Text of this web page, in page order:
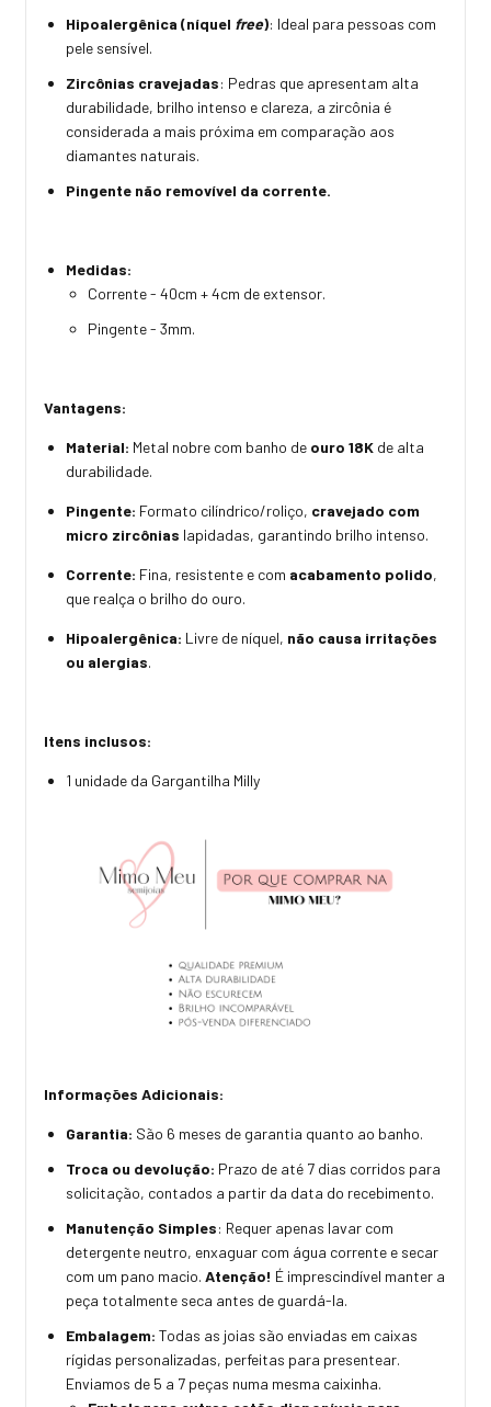
Hipoalergênica (níquel free): Ideal para pessoas com
pele sensível.
Zircônias cravejadas: Pedras que apresentam alta
durabilidade, brilho intenso e clareza, a zircônia é
considerada a mais próxima em comparação aos
diamantes naturais.
Pingente não removível da corrente.
Medidas:
Corrente - 40cm + 4cm de extensor.
Pingente - 3mm.
Vantagens:
Material: Metal nobre com banho de ouro 18K de alta
durabilidade.
Pingente: Formato cilíndrico/roliço, cravejado com
micro zircônias lapidadas, garantindo brilho intenso.
Corrente: Fina, resistente e com acabamento polido,
que realça o brilho do ouro.
Hipoalergênica: Livre de níquel, não causa irritações
ou alergias.
Itens inclusos:
1 unidade da Gargantilha Milly
Informações Adicionais:
Garantia: São 6 meses de garantia quanto ao banho.
Troca ou devolução: Prazo de até 7 dias corridos para
solicitação, contados a partir da data do recebimento.
Manutenção Simples: Requer apenas lavar com
detergente neutro, enxaguar com água corrente e secar
com um pano macio. Atenção! É imprescindível manter a
peça totalmente seca antes de guardá-la.
Embalagem: Todas as joias são enviadas em caixas
rígidas personalizadas, perfeitas para presentear.
Enviamos de 5 a 7 peças numa mesma caixinha.